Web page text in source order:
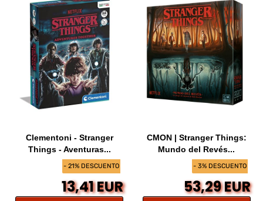
- 21% DESCUENTO
Clementoni - Stranger
Things - Aventuras...
13,41 EUR
- 3% DESCUENTO
CMON | Stranger Things:
Mundo del Revés...
53,29 EUR